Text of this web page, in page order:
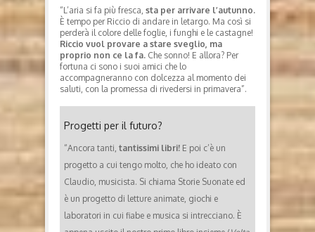
“L’aria si fa più fresca, sta per arrivare l’autunno.
È tempo per Riccio di andare in letargo. Ma così si
perderà il colore delle foglie, i funghi e le castagne!
Riccio vuol provare a stare sveglio, ma
proprio non ce la fa. Che sonno! E allora? Per
fortuna ci sono i suoi amici che lo
accompagneranno con dolcezza al momento dei
saluti, con la promessa di rivedersi in primavera”.
Progetti per il futuro?
“Ancora tanti, tantissimi libri! E poi c’è un
progetto a cui tengo molto, che ho ideato con
Claudio, musicista. Si chiama Storie Suonate ed
è un progetto di letture animate, giochi e
laboratori in cui fiabe e musica si intrecciano. È